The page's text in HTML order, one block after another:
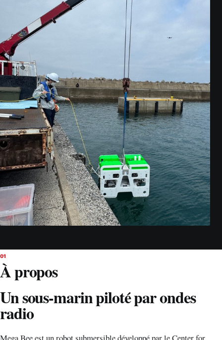
01
À propos
Un sous-marin piloté par ondes
radio